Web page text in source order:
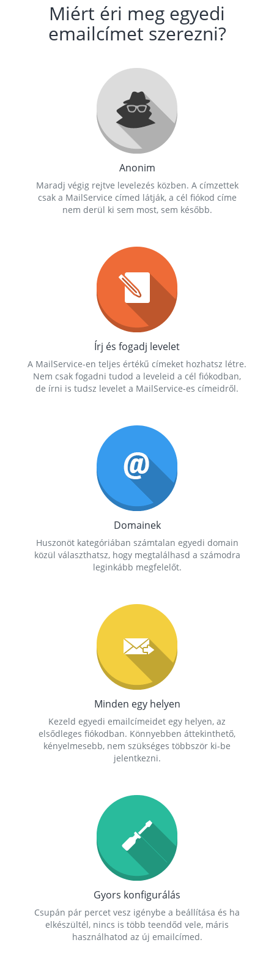
Miért éri meg egyedi
emailcímet szerezni?
Anonim
Maradj végig rejtve levelezés közben. A címzettek
csak a MailService címed látják, a cél fiókod címe
nem derül ki sem most, sem később.
Írj és fogadj levelet
A MailService-en teljes értékű címeket hozhatsz létre.
Nem csak fogadni tudod a leveleid a cél fiókodban,
de írni is tudsz levelet a MailService-es címeidről.
Domainek
Huszonöt kategóriában számtalan egyedi domain
közül választhatsz, hogy megtalálhasd a számodra
leginkább megfelelőt.
Minden egy helyen
Kezeld egyedi emailcímeidet egy helyen, az
elsődleges fiókodban. Könnyebben áttekinthető,
kényelmesebb, nem szükséges többször ki-be
jelentkezni.
Gyors konfigurálás
Csupán pár percet vesz igénybe a beállítása és ha
elkészültél, nincs is több teendőd vele, máris
használhatod az új emailcímed.